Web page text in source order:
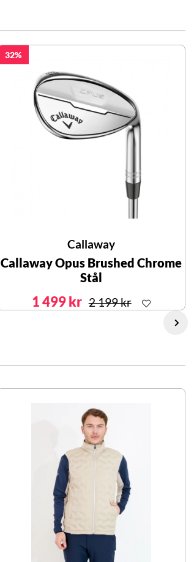
32
Callaway
Callaway Opus Brushed Chrome
Stål
1 499 kr 2 199 kr